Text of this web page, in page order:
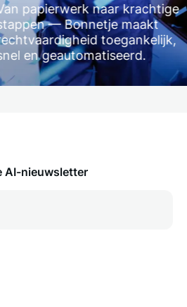
papierwerk naar krachtige
— Bonnetje maakt
toegankelijk,
en geautomatiseerd.
AI-nieuwsletter